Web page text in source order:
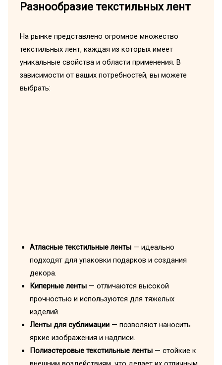
Разнообразие текстильных лент
На рынке представлено огромное множество
текстильных лент, каждая из которых имеет
уникальные свойства и области применения. В
зависимости от ваших потребностей, вы можете
выбрать:
Атласные текстильные ленты— идеально
подходят для упаковки подарков и создания
декора.
Киперные ленты— отличаются высокой
прочностью и используются для тяжелых
изделий.
Ленты для сублимации— позволяют наносить
яркие изображения и надписи.
Полиэстеровые текстильные ленты— стойкие к